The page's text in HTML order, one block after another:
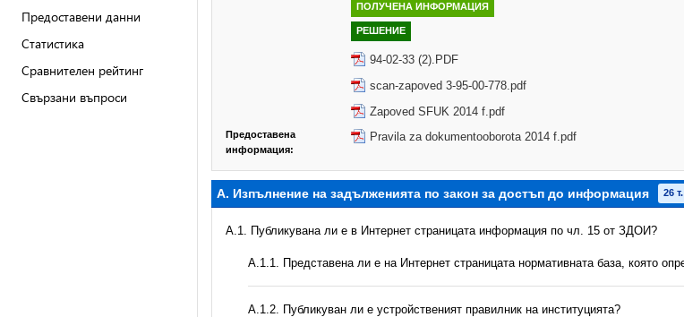
Предоставени данни
Статистика
Сравнителен рейтинг
Свързани въпроси
ПОЛУЧЕНА ИНФОРМАЦИЯ
РЕШЕНИЕ
94-02-33 (2).PDF
scan-zapoved 3-95-00-778.pdf
Zapoved SFUK 2014 f.pdf
Предоставена
информация:
Pravila za dokumentooborota 2014 f.pdf
А. Изпълнение на задълженията по закон за достъп до информация 26
A.1. Публикувана ли е в Интернет страницата информация по чл. 15 от ЗДОИ?
A.1.1. Представена ли е на Интернет страницата нормативната база, която
A.1.2. Публикуван ли е устройственият правилник на институцията?